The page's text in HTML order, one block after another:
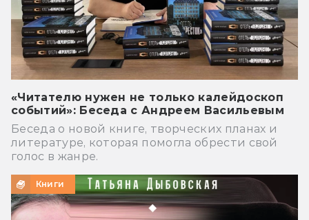
«Читателю нужен не только калейдоскоп
событий»: Беседа с Андреем Васильевым
Беседа о новой книге, творческих планах и
литературе, которая помогла обрести свой
голос в жанре.
Книги